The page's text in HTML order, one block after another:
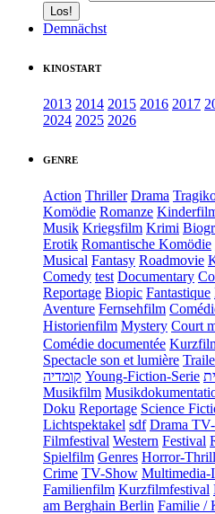
Demnächst
KINOSTART
2013 2014 2015 2016 2017
2024 2025 2026
GENRE
Action Thriller Drama
Komödie Romanze
Musik Kriegsfilm Krimi
Erotik Romantische Komödie
Musical Fantasy Roadmovie
Comedy test Documentary
Reportage Biopic Fantastique
Aventure Fernsehfilm
Historienfilm Mystery Court
Comédie documentée
Spectacle son et lumière
קומדיה Young-Fiction-Serie
Musikfilm
Doku Reportage Science
Lichtspektakel sdf Drama
Filmfestival Western Festival
Spielfilm Genres Horror-
Crime TV-Show Multimedia-
Familienfilm Kurzfilmfestival
am Berghain Berlin Familie /